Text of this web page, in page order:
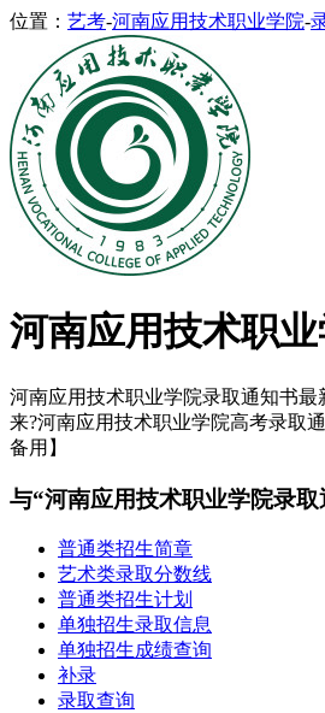
位置： 艺考-河南应用技术职业学院-
河南应用技术职
河南应用技术职业学院录取通知书
来?河南应用技术职业学院高考录取
备用】
与“河南应用技术职业学院录
普通类招生简章
艺术类录取分数线
普通类招生计划
单独招生录取信息
单独招生成绩查询
补录
录取查询